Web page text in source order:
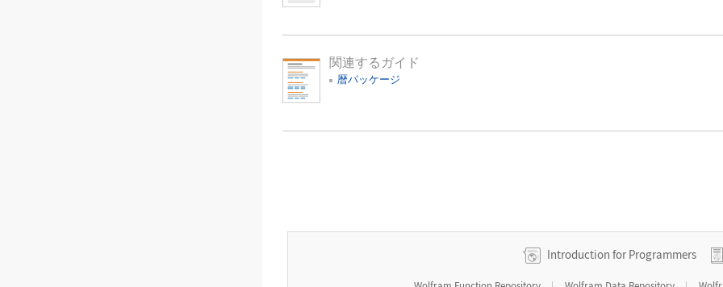
関連するガイド
暦パッケージ
Introduction for Programmers